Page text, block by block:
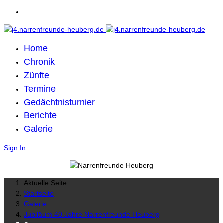
Home
Chronik
Zünfte
Termine
Gedächtnisturnier
Berichte
Galerie
Sign In
Aktuelle Seite:
Startseite
Galerie
Jubiläum 40 Jahre Narrenfreunde Heuberg